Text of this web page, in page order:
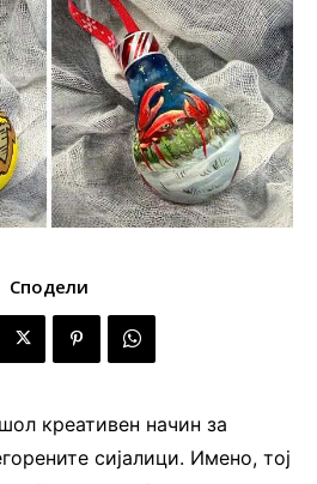
Сподели
креативен начин за
сијалици. Имено, тој